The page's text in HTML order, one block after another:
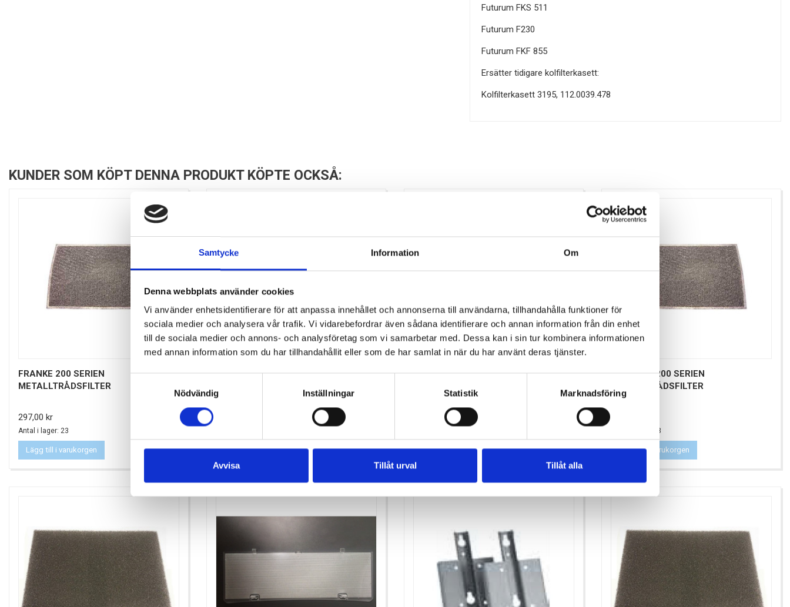
Samtycke Information Om
Denna webbplats använder cookies
Vi använder enhetsidentifierare för att anpassa innehållet och annonserna till användarna, tillhandahålla funktioner för
sociala medier och analysera vår trafik. Vi vidarebefordrar även sådana identifierare och annan information från din enhet
till de sociala medier och annons- och analysföretag som vi samarbetar med. Dessa kan i sin tur kombinera informationen
med annan information som du har tillhandahållit eller som de har samlat in när du har använt deras tjänster.
Nödvändig
Inställningar Statistik Marknadsföring
Avvisa Tillåt urval Tillåt alla
Futurum FKS 511
Futurum F230
Futurum FKF 855
Ersätter tidigare kolfilterkasett:
Kolfilterkasett 3195, 112.0039.478
KUNDER SOM KÖPT DENNA PRODUKT KÖPTE OCKSÅ:
FRANKE 200 SERIEN
METALLTRÅDSFILTER
Pris
297,00 kr
Antal i lager: 23
Lägg till i varukorgen
FUTURUM 800 SERIEN
Lägg till i varukorgen
FRANKE 200 SERIEN
117,00 kr
Lägg till i varukorgen
FUTURUM 200 SERIEN
METALLTRÅDSFILTER
Antal i lager: 23
Lägg till i varukorgen